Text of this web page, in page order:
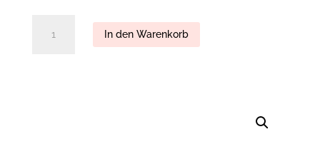
Waldemar
w/Sweter
In den Warenkorb